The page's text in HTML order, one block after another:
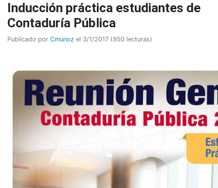
Inducción práctica estudiantes de
Contaduría Pública
Publicado por Cmunoz el 3/1/2017 (950 lecturas)